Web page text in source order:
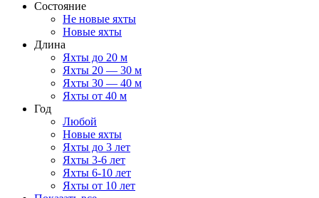
Состояние
Не новые яхты
Новые яхты
Длина
Яхты до 20 м
Яхты 20 — 30 м
Яхты 30 — 40 м
Яхты от 40 м
Год
Любой
Новые яхты
Яхты до 3 лет
Яхты 3-6 лет
Яхты 6-10 лет
Яхты от 10 лет